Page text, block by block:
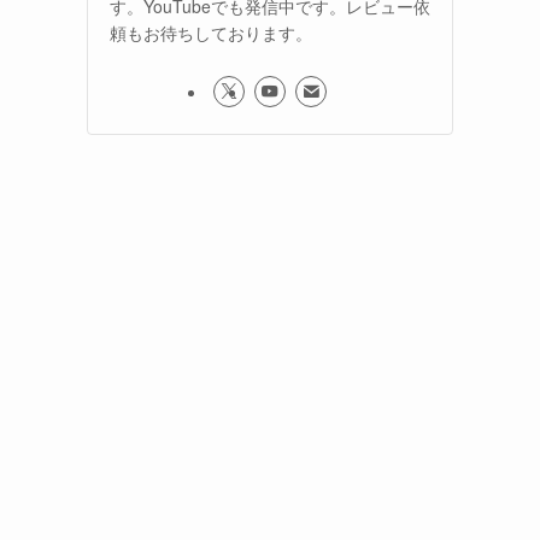
す。YouTubeでも発信中です。レビュー依
頼もお待ちしております。